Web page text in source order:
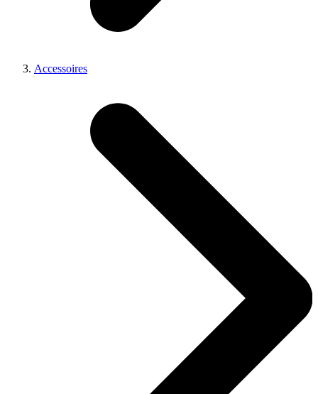
Accessoires